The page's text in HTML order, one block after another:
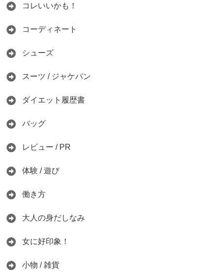
コレいいかも！
コーディネート
シューズ
スーツ / ジャケパン
ダイエット履歴書
バッグ
レビュー / PR
体験 / 遊び
働き方
大人の身だしなみ
女に好印象！
小物 / 雑貨